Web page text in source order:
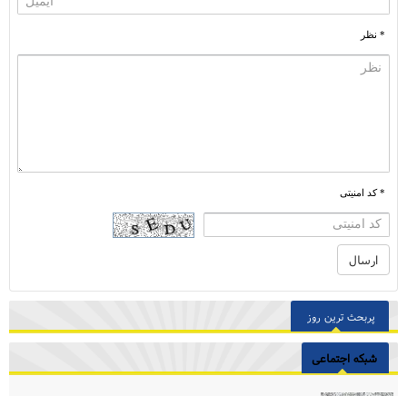
* نظر
* کد امنیتی
پربحث ترین روز
شبکه اجتماعی